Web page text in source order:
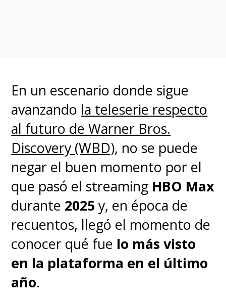
"Regreso a Hogwarts".
"¡Buena observación, fans de
'Harry Potter'!", expresaron
mediante un comunicado
enviado aEntertainment Weekly,
agregando que "ustedes nos
hicieron notar un error de
edición de una fotografía
equivocada. Nueva versión en
breve".
En un escenario donde sigue
avanzando la teleserie respecto
al futuro de Warner Bros.
Discovery (WBD), no se puede
negar el buen momento por el
que pasó el streaming HBO Max
durante 2025 y, en época de
recuentos, llegó el momento de
conocer qué fue lo más visto
en la plataforma en el último
año.